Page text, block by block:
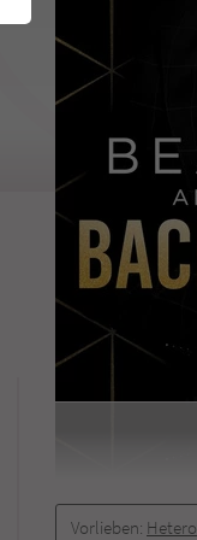
Vorlieben: Hetero